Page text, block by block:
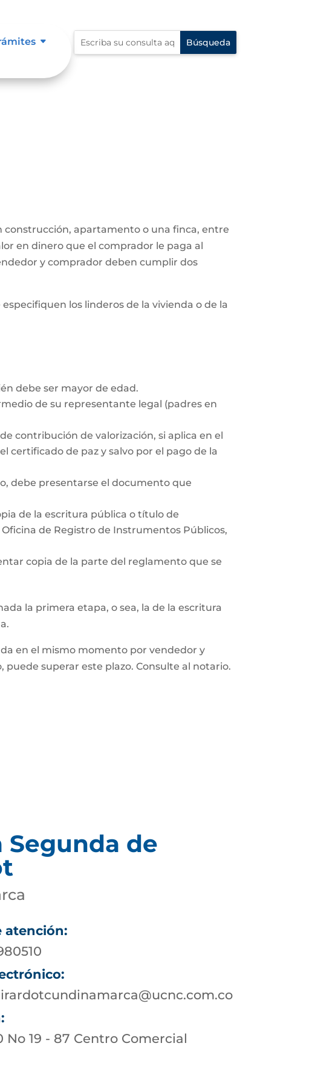
construcción, apartamento o una finca, entre
en dinero que el comprador le paga al
y comprador deben cumplir dos
los linderos de la vivienda o de la
debe ser mayor de edad.
de su representante legal (padres en
contribución de valorización, si aplica en el
certificado de paz y salvo por el pago de la
debe presentarse el documento que
de la escritura pública o título de
de Registro de Instrumentos Públicos,
copia de la parte del reglamento que se
la primera etapa, o sea, la de la escritura
en el mismo momento por vendedor y
superar este plazo. Consulte al notario.
Segunda de
atención:
No 19 - 87 Centro Comercial